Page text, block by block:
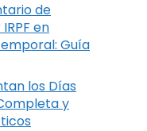
de
en
Guía
los Días
y